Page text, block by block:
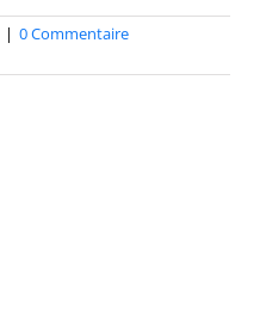
| 0 Commentaire